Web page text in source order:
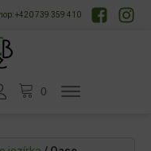
+420 739 359 410